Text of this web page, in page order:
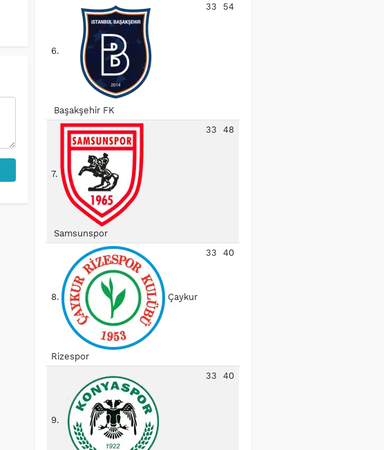
6.
Başakşehir FK
33 54
7.
Samsunspor
33 48
8. Çaykur
Rizespor
33 40
9.
33 40